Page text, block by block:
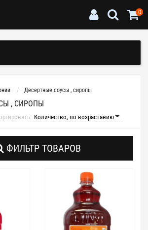
0
Десертные соусы , сиропы
, СИРОПЫ
ФИЛЬТР ТОВАРОВ